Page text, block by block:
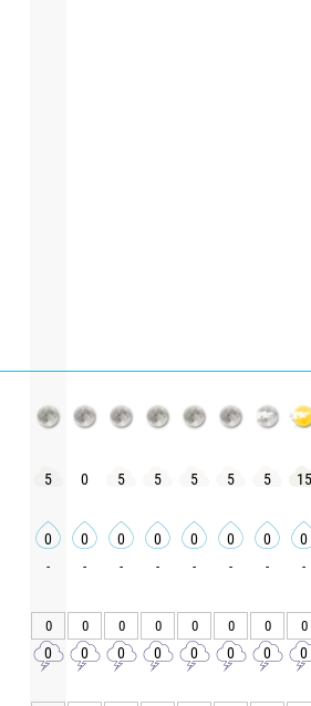
5 0 5 5 5 5 5 15
0 0 0 0 0 0 0 0
- - - - - - - -
0 0 0 0 0 0 0 0
0 0 0 0 0 0 0 0